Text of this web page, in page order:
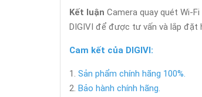
Kết luận Camera quay quét Wi-
DIGIVI để được tư vấn và lắp đặt
Cam kết của DIGIVI:
Sản phẩm chính hãng 100%.
Bảo hành chính hãng.